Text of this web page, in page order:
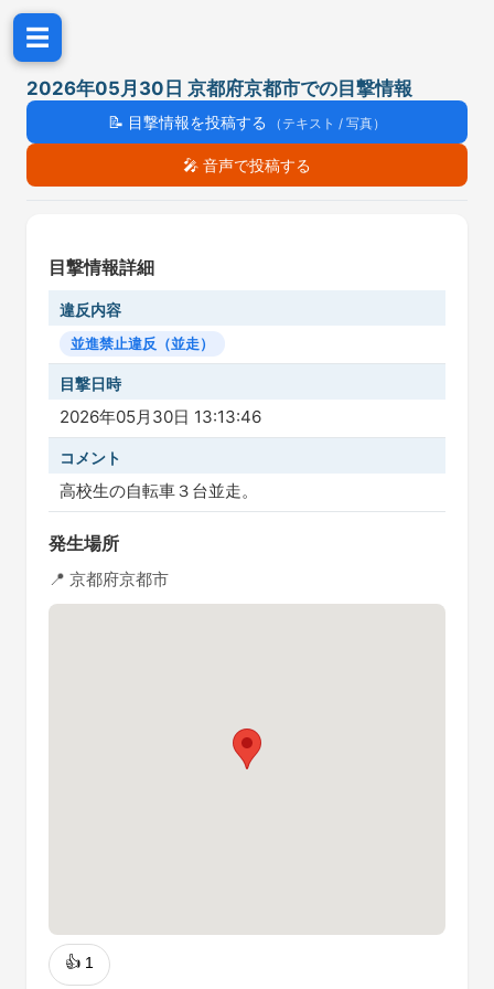
☰
2026年05月30日 京都府京都市での目撃情報
📝 目撃情報を投稿する （テキスト / 写真）
🎤 音声で投稿する
目撃情報詳細
違反内容
並進禁止違反（並走）
目撃日時
2026年05月30日 13:13:46
コメント
高校生の自転車３台並走。
発生場所
📍 京都府京都市
👍 1